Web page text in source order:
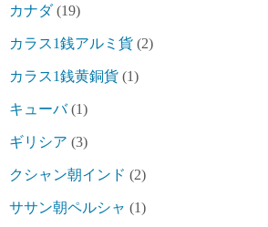
カナダ(19)
カラス1銭アルミ貨 (2)
カラス1銭黄銅貨 (1)
キューバ(1)
ギリシア (3)
クシャン朝インド (2)
ササン朝ペルシャ (1)